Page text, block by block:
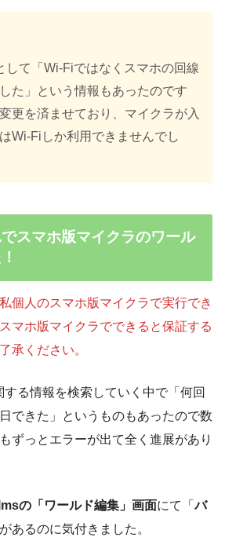
して「Wi-Fiではなくスマホの回線
た」という情報もあったのです
更を済ませており、マイクラが入
Wi-Fiしか利用できませんでし
スマホ版マイクラのワール
個人のスマホ版マイクラで実行でき
マホ版マイクラでできると保証する
承ください。
る情報を検索していく中で「何回
できた」というものもあったので数
ずっとエラーが出て全く進展があり
の「ワールド編集」画面にて「バ
あるのに気付きました。